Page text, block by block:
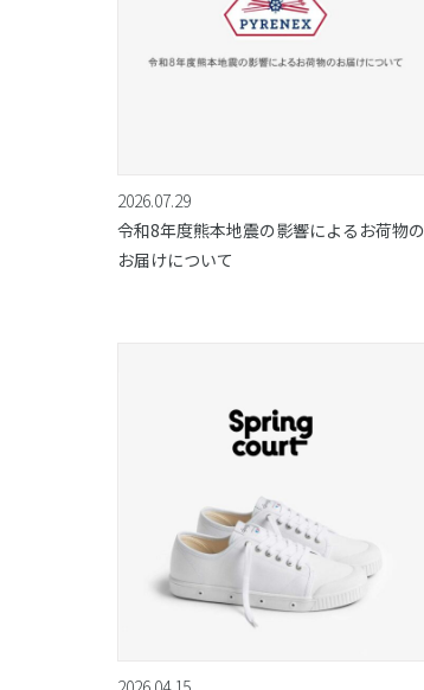
2026.07.29
令和8年度熊本地震の影響によるお荷物の
お届けについて